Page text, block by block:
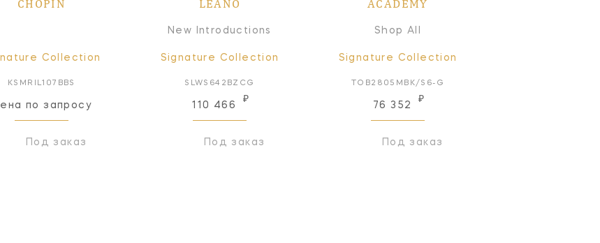
CHOPIN
Collection
KSMRIL107BBS
по запросу
Под заказ
LEANO
New Introductions
Signature Collection
SLWS642BZCG
110 466
₽
Под заказ
ACADEMY
Shop All
Signature Collection
TOB2805MBK/S6-G
76 352
₽
Под заказ